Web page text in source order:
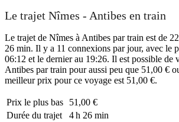
Le trajet Nîmes - Antibes en train
Le trajet de Nîmes à Antibes par train est de
26 min. Il y a 11 connexions par jour, avec le
06:12 et le dernier au 19:26. Il est possible de
Antibes par train pour aussi peu que 51,00 €
meilleur prix pour ce voyage est 51,00 €.
Prix ​​le plus bas
51,00 €
Durée du trajet
4 h 26 min